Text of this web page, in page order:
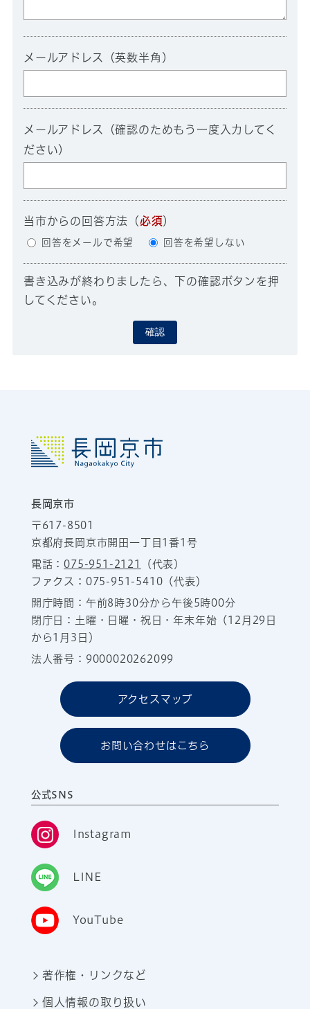
メールアドレス（英数半角）
メールアドレス（確認のためもう一度入力してく
ださい）
当市からの回答方法 （必須）
回答をメールで希望 回答を希望しない
書き込みが終わりましたら、下の確認ボタンを押
してください。
確認
長岡京市
〒617-8501
京都府長岡京市開田一丁目1番1号
電話：075-951-2121
（代表）
ファクス：075-951-5410（代表）
開庁時間：午前8時30分から午後5時00分
閉庁日：土曜・日曜・祝日・年末年始（12月29日
から1月3日）
法人番号：9000020262099
アクセスマップ
お問い合わせはこちら
公式SNS
Instagram
LINE
YouTube
著作権・リンクなど
個人情報の取り扱い